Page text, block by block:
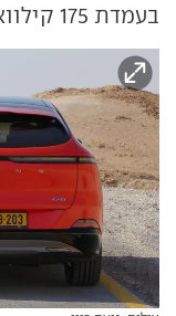
בעמדת 175 קילוואט ומדדנו לו כ-30 דקות למילוי.